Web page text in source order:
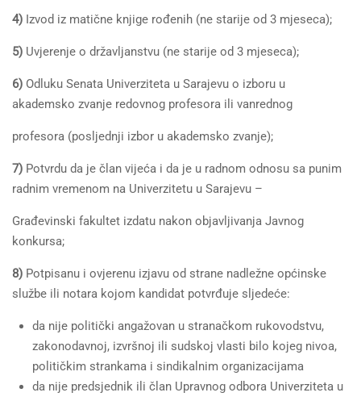
4) Izvod iz matične knjige rođenih (ne starije od 3 mjeseca);
5) Uvjerenje o državljanstvu (ne starije od 3 mjeseca);
6) Odluku Senata Univerziteta u Sarajevu o izboru u
akademsko zvanje redovnog profesora ili vanrednog
profesora (posljednji izbor u akademsko zvanje);
7) Potvrdu da je član vijeća i da je u radnom odnosu sa punim
radnim vremenom na Univerzitetu u Sarajevu –
Građevinski fakultet izdatu nakon objavljivanja Javnog
konkursa;
8) Potpisanu i ovjerenu izjavu od strane nadležne općinske
službe ili notara kojom kandidat potvrđuje sljedeće:
da nije politički angažovan u stranačkom rukovodstvu,
zakonodavnoj, izvršnoj ili sudskoj vlasti bilo kojeg nivoa,
političkim strankama i sindikalnim organizacijama
da nije predsjednik ili član Upravnog odbora Univerziteta u